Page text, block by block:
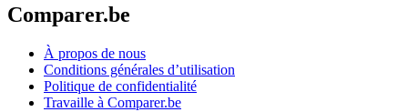
Comparer.be
À propos de nous
Conditions générales d’utilisation
Politique de confidentialité
Travaille à Comparer.be